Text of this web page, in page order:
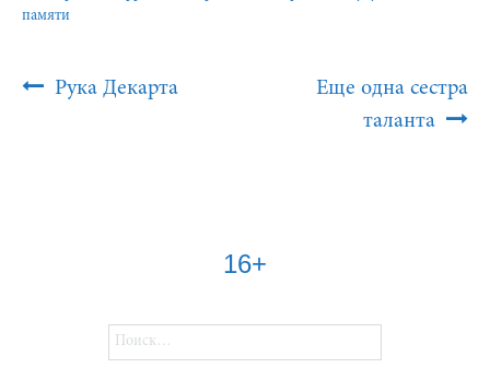
памяти
PostРука Декарта
Еще одна сестра
таланта
16+
Найти: